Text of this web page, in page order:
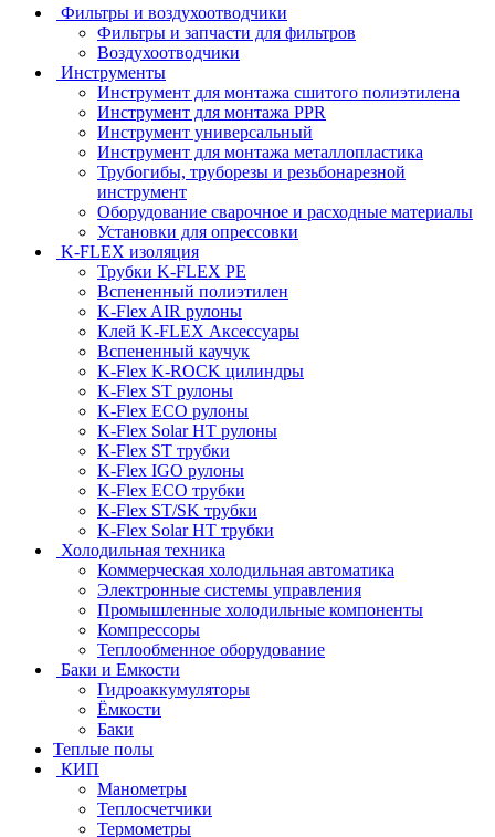
Фильтры и воздухоотводчики
Фильтры и запчасти для фильтров
Воздухоотводчики
Инструменты
Инструмент для монтажа сшитого полиэтилена
Инструмент для монтажа PPR
Инструмент универсальный
Инструмент для монтажа металлопластика
Трубогибы, труборезы и резьбонарезной
инструмент
Оборудование сварочное и расходные материалы
Установки для опрессовки
K-FLEX изоляция
Трубки K-FLEX PE
Вспененный полиэтилен
K-Flex AIR рулоны
Клей K-FLEX Аксессуары
Вспененный каучук
K-Flex K-ROCK цилиндры
K-Flex ST рулоны
K-Flex ECO рулоны
K-Flex Solar HT рулоны
K-Flex ST трубки
K-Flex IGO рулоны
K-Flex ECO трубки
K-Flex ST/SK трубки
K-Flex Solar HT трубки
Холодильная техника
Коммерческая холодильная автоматика
Электронные системы управления
Промышленные холодильные компоненты
Компрессоры
Теплообменное оборудование
Баки и Емкости
Гидроаккумуляторы
Ёмкости
Баки
Теплые полы
КИП
Манометры
Теплосчетчики
Термометры